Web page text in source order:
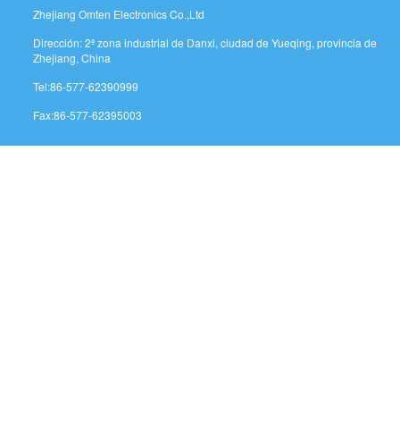
Zhejiang Omten Electronics Co.,Ltd
Dirección: 2ª zona industrial de Danxi, ciudad de Yueqing, provincia de
Zhejiang, China
Tel:86-577-62390999
Fax:86-577-62395003